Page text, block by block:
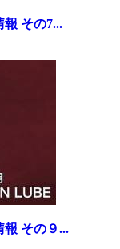
その7...
報 その９...